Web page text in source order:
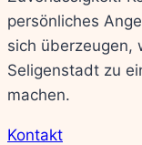
persönliches
sich überzeugen,
Seligenstadt zu
machen.
Kontakt